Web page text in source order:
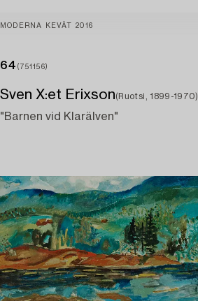
MODERNA KEVÄT 2016
64 (751156)
Sven X:et Erixson(Ruotsi, 1899-1970)
"Barnen vid Klarälven"